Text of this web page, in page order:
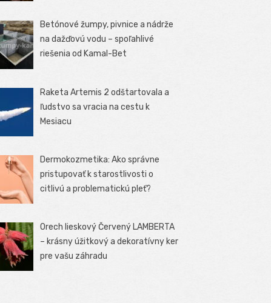
Betónové žumpy, pivnice a nádrže
na dažďovú vodu – spoľahlivé
riešenia od Kamal-Bet
Raketa Artemis 2 odštartovala a
ľudstvo sa vracia na cestu k
Mesiacu
Dermokozmetika: Ako správne
pristupovať k starostlivosti o
citlivú a problematickú pleť?
Orech lieskový Červený LAMBERTA
– krásny úžitkový a dekoratívny ker
pre vašu záhradu